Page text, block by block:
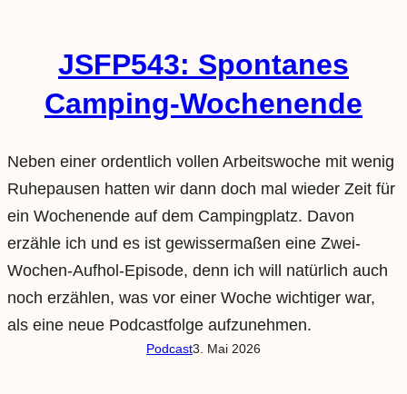
JSFP543: Spontanes
Camping-Wochenende
Neben einer ordentlich vollen Arbeitswoche mit wenig
Ruhepausen hatten wir dann doch mal wieder Zeit für
ein Wochenende auf dem Campingplatz. Davon
erzähle ich und es ist gewissermaßen eine Zwei-
Wochen-Aufhol-Episode, denn ich will natürlich auch
noch erzählen, was vor einer Woche wichtiger war,
als eine neue Podcastfolge aufzunehmen.
Podcast3. Mai 2026